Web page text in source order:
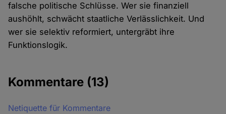
falsche politische Schlüsse. Wer sie finanziell
aushöhlt, schwächt staatliche Verlässlichkeit. Und
wer sie selektiv reformiert, untergräbt ihre
Funktionslogik.
Kommentare (13)
Netiquette für Kommentare